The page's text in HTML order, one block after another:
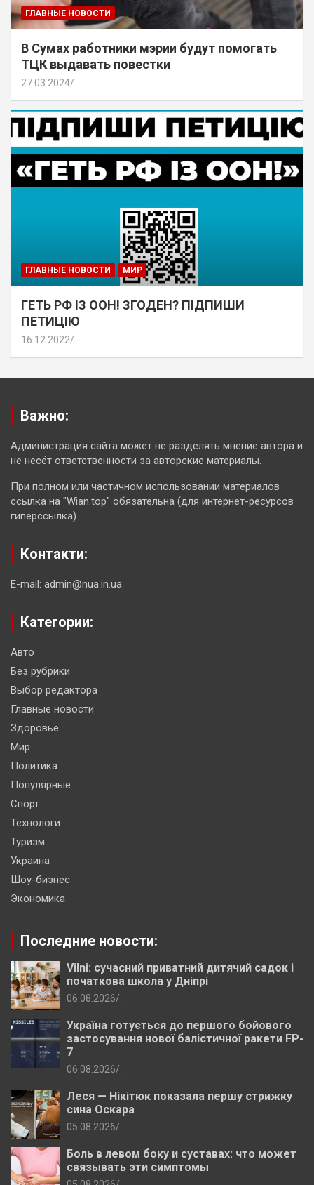
ГЛАВНЫЕ НОВОСТИ
В Сумах работники мэрии будут помогать
ТЦК выдавать повестки
27.03.2024
ГЛАВНЫЕ НОВОСТИ МИР
ГЕТЬ РФ ІЗ ООН! ЗГОДЕН? ПІДПИШИ
ПЕТИЦІЮ
16.12.2022
Важно:
Администрация сайта может не разделять мнение автора и
не несёт ответственности за авторские материалы.
При полном или частичном использовании материалов
ссылка на "Wian.top" обязательна (для интернет-ресурсов
гиперссылка)
Контакти:
E-mail: admin@nua.in.ua
Категории:
Авто
Без рубрики
Выбор редактора
Главные новости
Здоровье
Мир
Политика
Популярные
Спорт
Технологи
Туризм
Украина
Шоу-бизнес
Экономика
Последние новости:
Vilni: сучасний приватний дитячий садок і
початкова школа у Дніпрі
06.08.2026
Україна готується до першого бойового
застосування нової балістичної ракети FP-
7
06.08.2026
Леся — Нікітюк показала першу стрижку
сина Оскара
05.08.2026
Боль в левом боку и суставах: что может
связывать эти симптомы